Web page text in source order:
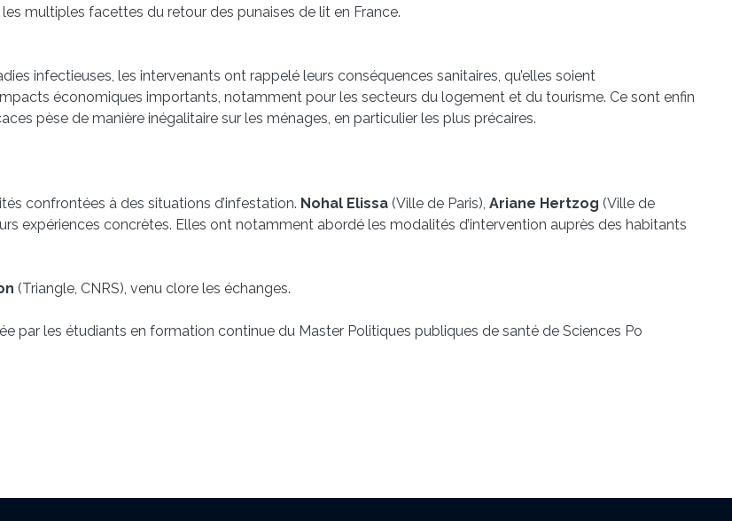
multiples facettes du retour des punaises de lit en France.
infectieuses, les intervenants ont rappelé leurs conséquences sanitaires, qu’elles soient
économiques importants, notamment pour les secteurs du logement et du tourisme. Ce sont enfin
pèse de manière inégalitaire sur les ménages, en particulier les plus précaires.
confrontées à des situations d’infestation. Nohal Elissa (Ville de Paris), Ariane Hertzog (Ville de
expériences concrètes. Elles ont notamment abordé les modalités d’intervention auprès des habitants
(Triangle, CNRS), venu clore les échanges.
par les étudiants en formation continue du Master Politiques publiques de santé de Sciences Po